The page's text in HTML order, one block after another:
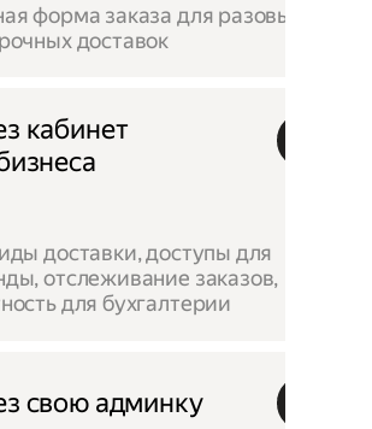
форма заказа для разовых
доставок
кабинет
доставки, доступы для
отслеживание заказов,
для бухгалтерии
свою админку